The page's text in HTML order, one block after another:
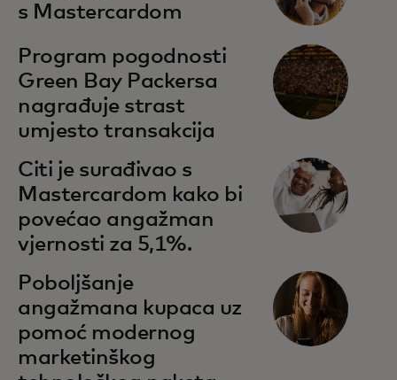
s Mastercardom
Program pogodnosti
Green Bay Packersa
nagrađuje strast
umjesto transakcija
Citi je surađivao s
Mastercardom kako bi
povećao angažman
vjernosti za 5,1%.
Poboljšanje
angažmana kupaca uz
pomoć modernog
marketinškog